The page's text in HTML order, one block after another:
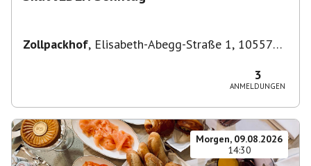
Zollpackhof, Elisabeth-Abegg-Straße 1, 10557
3
ANMELDUNGEN
Morgen, 09.08.2026
14:30